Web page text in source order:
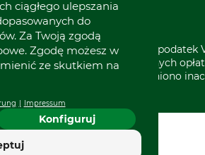
* Wszystkie ceny zawierają podatek
kosztów wysyłki lub ewentualnych
wyszczególniono
ciągłego ulepszania
do
Za Twoją zgodą
Zgodę możesz w
ze skutkiem na
Impressum
Konfiguruj